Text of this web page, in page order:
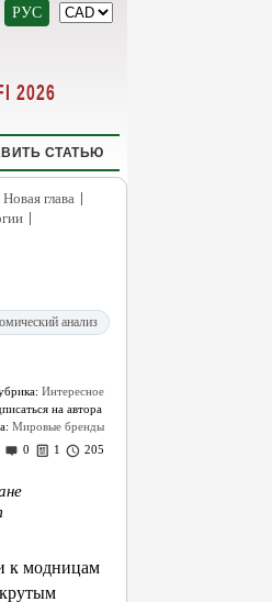
РУС
2026
СТАТЬЮ
Новая глава |
|
анализ
Интересное
Мировые бренды
0 1 205
к модницам